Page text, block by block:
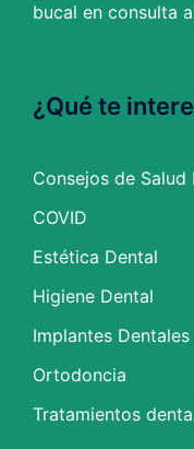
bucal en consulta
¿Qué te
Consejos de Salud
COVID
Estética Dental
Higiene Dental
Implantes Dentales
Ortodoncia
Tratamientos